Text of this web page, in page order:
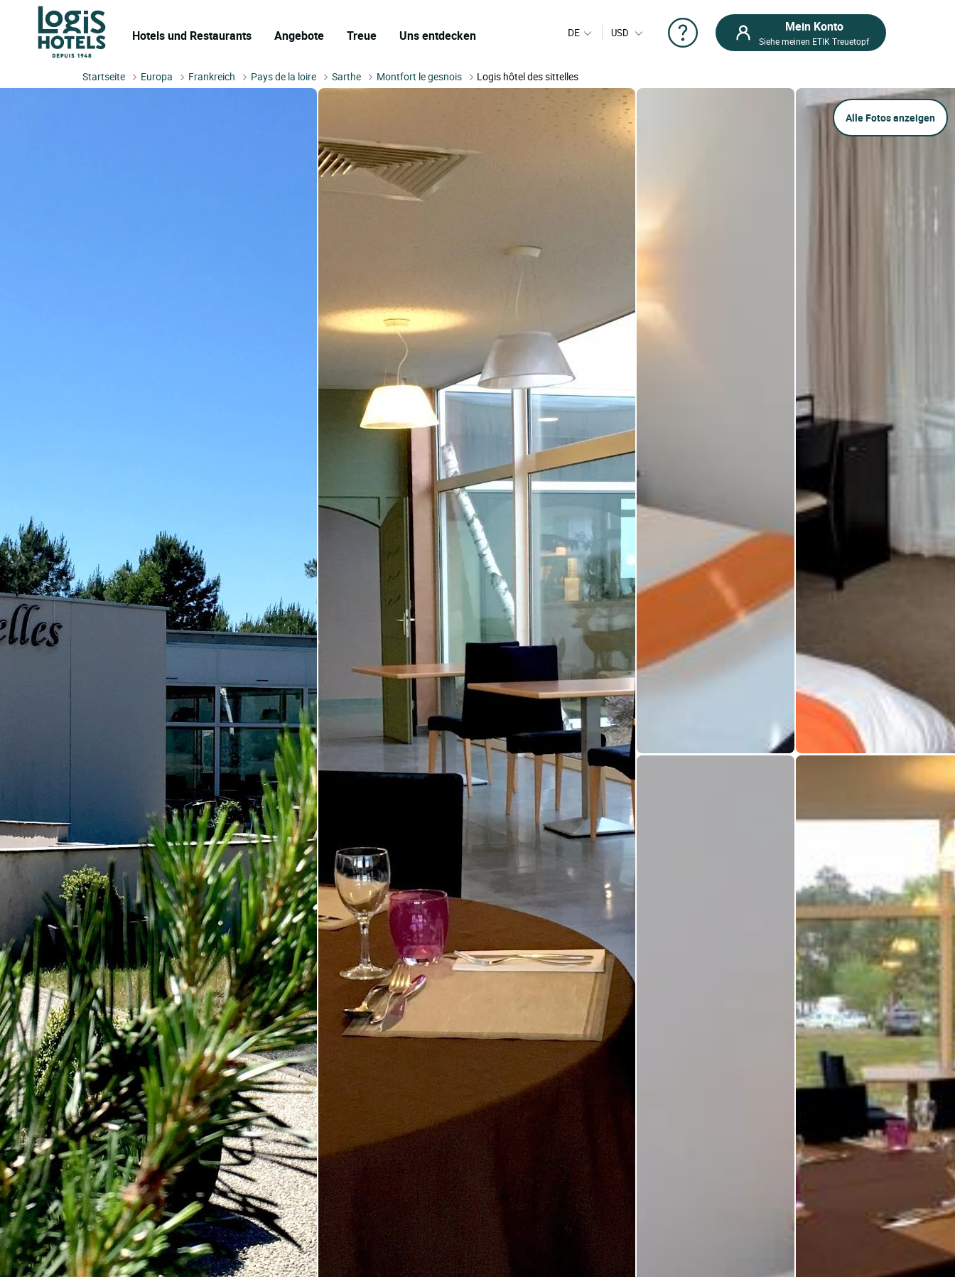
Hotels und Restaurants Angebote Treue Uns entdecken DE USD Mein Konto
Siehe meinen ETIK Treuetopf
Startseite Europa Frankreich Pays de la loire Sarthe Montfort le gesnois Logis hôtel des sittelles
Alle Fotos anzeigen